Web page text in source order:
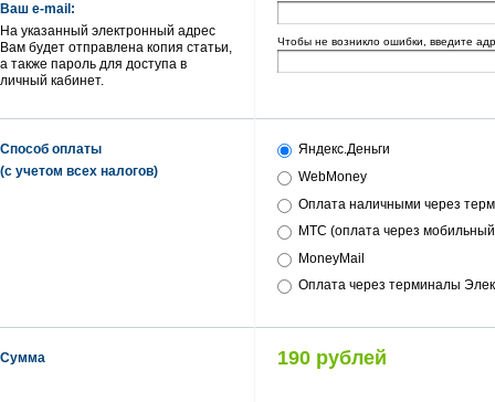
Ваш e-mail:
На указанный электронный адрес
Вам будет отправлена копия статьи,
а также пароль для доступа в
личный кабинет.
Чтобы не возникло ошибки, введите
Способ оплаты
(с учетом всех налогов)
Яндекс.Деньги
WebMoney
Оплата наличными через
МТС (оплата через
MoneyMail
Оплата через терминалы
Сумма 190 рублей